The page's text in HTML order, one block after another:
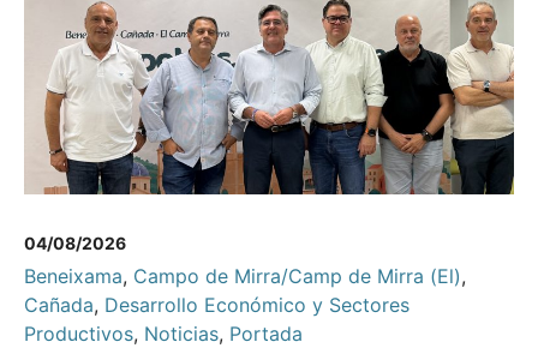
04/08/2026
Beneixama, Campo de Mirra/Camp de Mirra (El),
Cañada, Desarrollo Económico y Sectores
Productivos, Noticias, Portada